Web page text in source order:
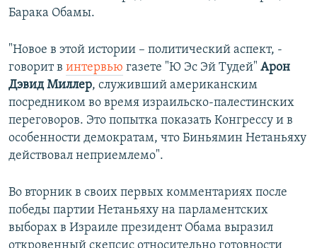
Барака Обамы.
"Новое в этой истории – политический аспект, -
говорит в интервью газете "Ю Эс Эй Тудей" Арон
Дэвид Миллер, служивший американским
посредником во время израильско-палестинских
переговоров. Это попытка показать Конгрессу и в
особенности демократам, что Биньямин Нетаньяху
действовал неприемлемо".
Во вторник в своих первых комментариях после
победы партии Нетаньяху на парламентских
выборах в Израиле президент Обама выразил